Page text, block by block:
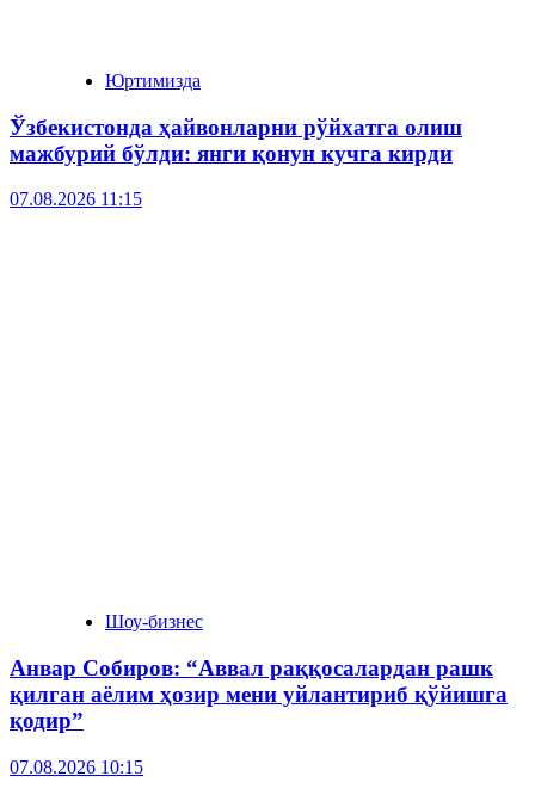
Юртимизда
Ўзбекистонда ҳайвонларни рўйхатга олиш
мажбурий бўлди: янги қонун кучга кирди
07.08.2026 11:15
Шоу-бизнес
Анвар Собиров: “Аввал раққосалардан рашк
қилган аёлим ҳозир мени уйлантириб қўйишга
қодир”
07.08.2026 10:15